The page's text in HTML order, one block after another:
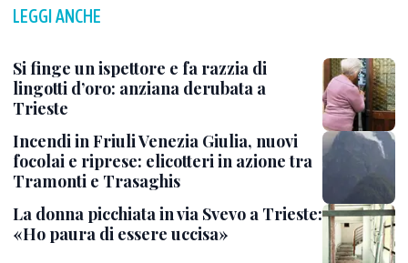
LEGGI ANCHE
Si finge un ispettore e fa razzia di
lingotti d’oro: anziana derubata a
Trieste
Incendi in Friuli Venezia Giulia, nuovi
focolai e riprese: elicotteri in azione tra
Tramonti e Trasaghis
La donna picchiata in via Svevo a Trieste:
«Ho paura di essere uccisa»